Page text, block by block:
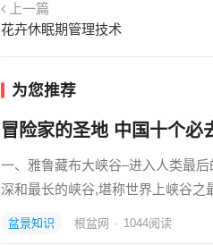
上一篇
花卉休眠期管理技术
为您推荐
冒险家的圣地 中国十个必
一、雅鲁藏布大峡谷–进入人类最
深和最长的峡谷,堪称世界上峡谷之
盆景知识 根盆网 · 1044阅读